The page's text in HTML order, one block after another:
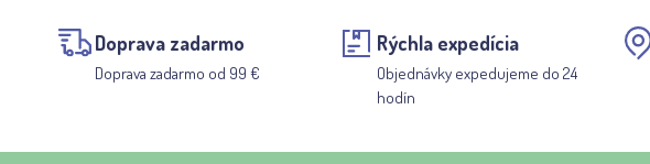
Doprava zadarmo
Doprava zadarmo od 99 €
Rýchla expedícia
Objednávky expedujeme do 24
hodín